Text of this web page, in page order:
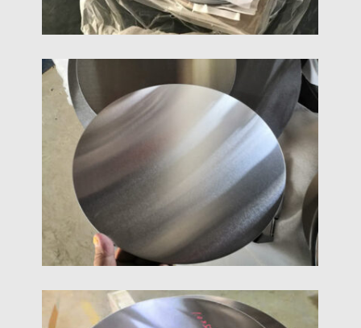
5083 অ্যালুমিনিয়াম সার্কেল ডিস্ক
5083 অ্যালুমিনিয়াম বৃত্ত তুলনায় উচ্চ শক্তি আছে 5052
অ্যালুমিনিয়াম এবং ব্যতিক্রমী তাপ পরিবাহিতা আছে. বদমেজাজি অবস্থায়,
এটি চমৎকার নমনীয়তার কারণে ভাল গঠনযোগ্যতা ধরে রাখে.
1070 অ্যালুমিনিয়াম সার্কেল ডিস্ক